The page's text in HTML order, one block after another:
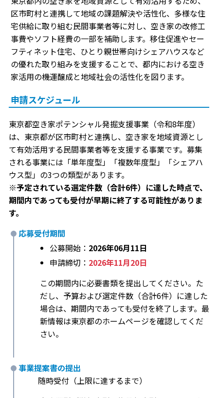
区市町村と連携して地域の課題解決や活性化、多様な住
宅供給に取り組む民間事業者等に対し、空き家の改修工
事費やソフト経費の一部を補助します。移住促進やセー
フティネット住宅、ひとり親世帯向けシェアハウスなど
の優れた取り組みを支援することで、都内における空き
家活用の機運醸成と地域社会の活性化を図ります。
申請スケジュール
東京都空き家ポテンシャル発掘支援事業（令和8年度）
は、東京都が区市町村と連携し、空き家を地域資源とし
て有効活用する民間事業者等を支援する事業です。募集
される事業には「単年度型」「複数年度型」「シェアハ
ウス型」の3つの類型があります。
※予定されている選定件数（合計6件）に達した時点で、
期間内であっても受付が早期に終了する可能性がありま
す。
応募受付期間
公募開始： 2026年06月11日
申請締切： 2026年11月20日
この期間内に必要書類を提出してください。た
だし、予算および選定件数（合計6件）に達した
場合は、期間内であっても受付を終了します。最
新情報は東京都のホームページを確認してくだ
さい。
事業提案書の提出
随時受付（上限に達するまで）